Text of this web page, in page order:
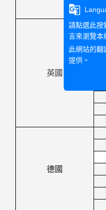
英國
德國
g_translate
請點選此按
言來瀏覽本
此網站的翻
提供。